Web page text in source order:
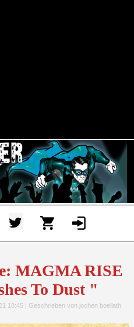
MAGMA RISE
To Dust "
18:45| Geschrieben von jochen boellath